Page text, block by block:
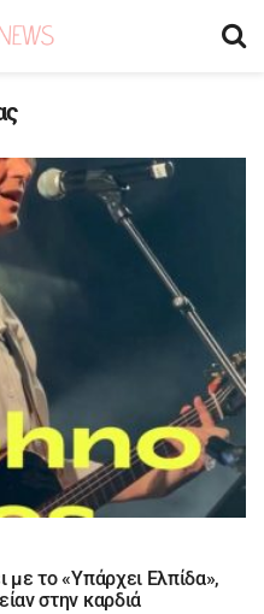
με το «Υπάρχει Ελπίδα»,
στην καρδιά